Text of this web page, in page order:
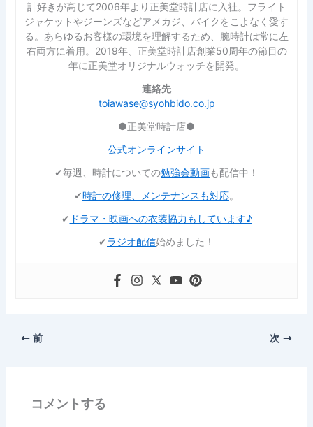
計好きが高じて2006年より正美堂時計店に入社。フライト
ジャケットやジーンズなどアメカジ、バイクをこよなく愛す
る。あらゆるお客様の環境を理解するため、腕時計は常に左
右両方に着用。2019年、正美堂時計店創業50周年の節目の
年に正美堂オリジナルウォッチを開発。
連絡先
toiawase@syohbido.co.jp
●正美堂時計店●
公式オンラインサイト
✔︎毎週、時計についての勉強会動画も配信中！
✔︎時計の修理、メンテナンスも対応。
✔︎ ドラマ・映画への衣装協力もしています♪
✔︎ラジオ配信始めました！
前 次
コメントする